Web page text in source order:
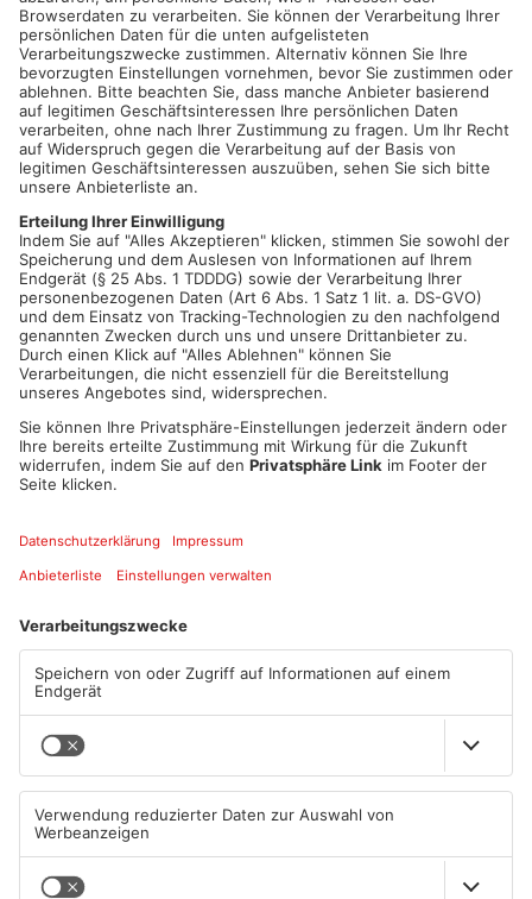
MILTENBERG.Bunte Regenbogenfahnen wehen heute in
Miltenberg. In der Stadt am Main wird erstmals ein Christopher
Street Day veranstaltet. Vor dem Landratsamt Miltenberg
startet der Zug. Die Abschlusskundgebung findet am
Lindenplatz statt. Der CSD fand in Hanau und Aschaffenburg
schon Anfang Juni statt. Er soll an den ersten Aufstand von
Homosexuellen gegen Polizeigewalt in New York erinnern.
ANZEIGE
Mehr aus Kreis
Miltenberg: Alkoholisierter
Rentner überschlägt sich bei
Autounfall
04.08.2026, 13:30 UHR IN KREIS
MILTENBERG
Zustand des Faulbacher
Gemeindewaldes soll erfasst
werden
04.08.2026, 06:33 UHR IN KREIS